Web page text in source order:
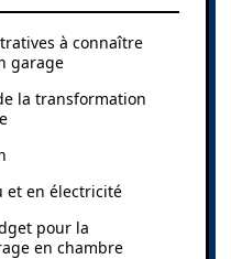
à connaître
garage
la transformation
et en électricité
pour la
en chambre